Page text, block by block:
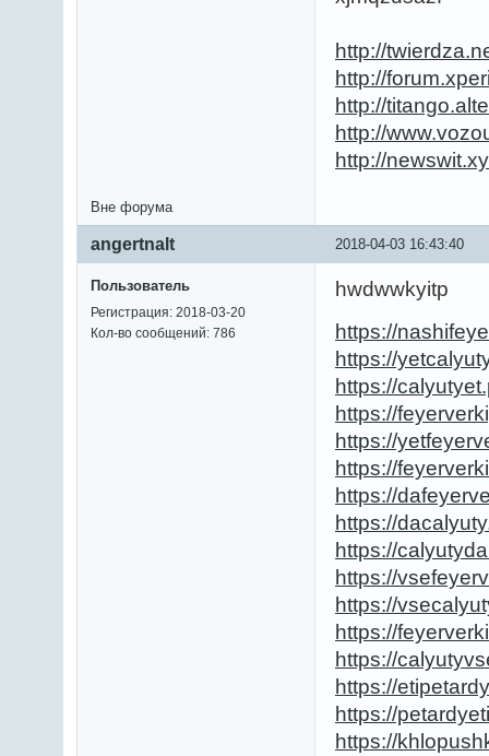
http://
http://
http://
http://
http://
Вне форума
2018-04-03 16:43:40
angertnalt
Пользователь
Регистрация: 2018-03-20
Кол-во сообщений: 786
hwdwwkyitp
https://
https://
https://
https://
https://
https://
https://
https://
https://
https://
https://
https://
https://
https://
https://
https://